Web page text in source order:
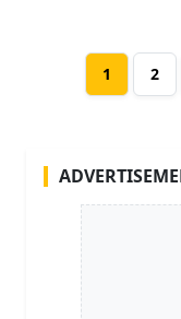
1 2